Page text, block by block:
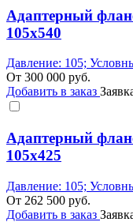
Адаптерный
105x540
Давление: 105;
От 300 000 руб.
Добавить в заказ
Адаптерный
105x425
Давление: 105;
От 262 500 руб.
Добавить в заказ